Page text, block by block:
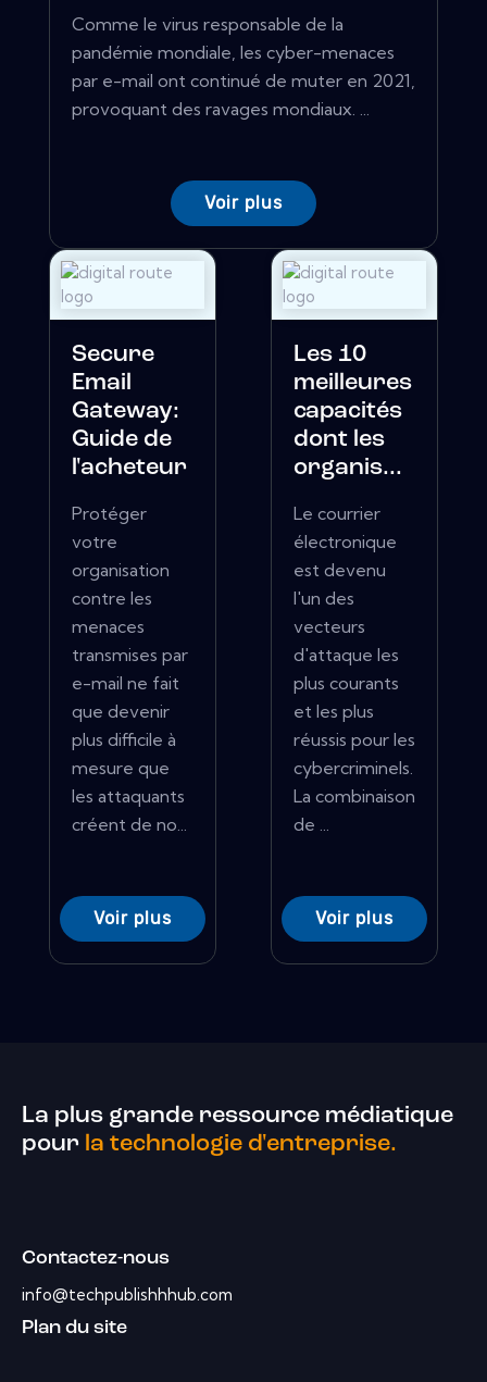
Comme le virus responsable de la
pandémie mondiale, les cyber-menaces
par e-mail ont continué de muter en 2021,
provoquant des ravages mondiaux. ...
Voir plus
Secure
Email
Gateway:
Guide de
l'acheteur
Protéger
votre
organisation
contre les
menaces
transmises par
e-mail ne fait
que devenir
plus difficile à
mesure que
les attaquants
créent de no...
Voir plus
Les 10
meilleures
capacités
dont les
organis...
Le courrier
électronique
est devenu
l'un des
vecteurs
d'attaque les
plus courants
et les plus
réussis pour les
cybercriminels.
La combinaison
de ...
Voir plus
La plus grande ressource médiatique
pour la technologie d'entreprise.
Contactez-nous
info@techpublishhhub.com
Plan du site